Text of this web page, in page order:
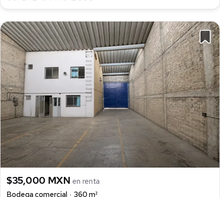
$35,000 MXN en renta
Bodega comercial
360 m²